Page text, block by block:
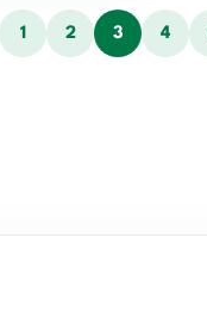
1 2 3 4